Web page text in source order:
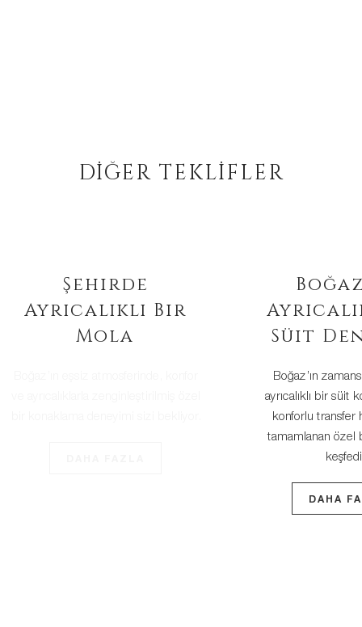
DİĞER TEKLİFLER
Şehirde
Ayrıcalıklı Bir
Mola
Süit
Boğaz’ın
ayrıcalıklı bir süit
konforlu transfer
tamamlanan özel
keşfedin.
DAHA